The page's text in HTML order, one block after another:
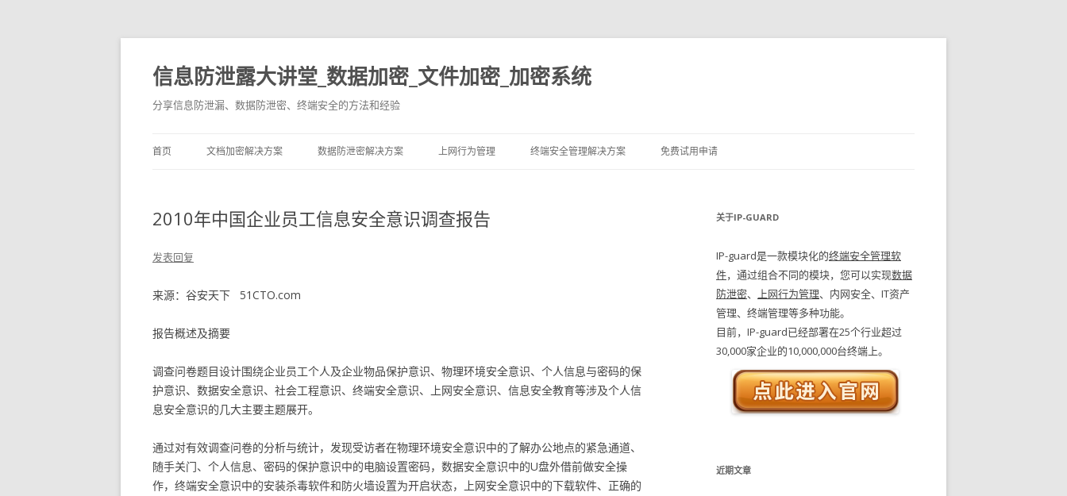
信息防泄露大讲堂_数据加密_文件加密_加密系统
分享信息防泄漏、数据防泄密、终端安全的方法和经验
首页 文档加密解决方案 数据防泄密解决方案 上网行为管理 终端安全管理解决方案 免费试用申请
2010年中国企业员工信息安全意识调查报告
发表回复
来源：谷安天下 51CTO.com
报告概述及摘要
调查问卷题目设计围绕企业员工个人及企业物品保护意识、物理环境安全意识、个人信息与密码的保
护意识、数据安全意识、社会工程意识、终端安全意识、上网安全意识、信息安全教育等涉及个人信
息安全意识的几大主要主题展开。
通过对有效调查问卷的分析与统计，发现受访者在物理环境安全意识中的了解办公地点的紧急通道、
随手关门、个人信息、密码的保护意识中的电脑设置密码，数据安全意识中的U盘外借前做安全操
作，终端安全意识中的安装杀毒软件和防火墙设置为开启状态，上网安全意识中的下载软件、正确的
关于IP-GUARD
IP-guard是一款模块化的终端安全管理软
件，通过组合不同的模块，您可以实现数据
防泄密、 上网行为管理、内网安全、IT资产
管理、终端管理等多种功能。
目前，IP-guard已经部署在25个行业超过
30,000家企业的10,000,000台终端上。
近期文章